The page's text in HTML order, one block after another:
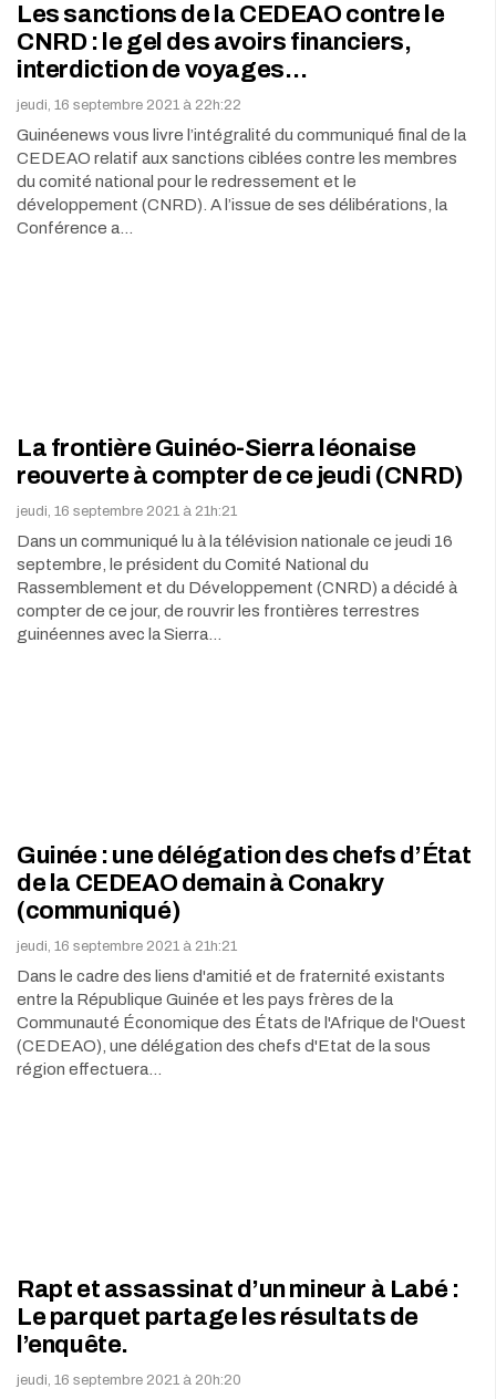
Les sanctions de la CEDEAO contre le
CNRD : le gel des avoirs financiers,
interdiction de voyages…
jeudi, 16 septembre 2021 à 22h:22
Guinéenews vous livre l’intégralité du communiqué final de la
CEDEAO relatif aux sanctions ciblées contre les membres
du comité national pour le redressement et le
développement (CNRD). A l’issue de ses délibérations, la
Conférence a…
La frontière Guinéo-Sierra léonaise
reouverte à compter de ce jeudi (CNRD)
jeudi, 16 septembre 2021 à 21h:21
Dans un communiqué lu à la télévision nationale ce jeudi 16
septembre, le président du Comité National du
Rassemblement et du Développement (CNRD) a décidé à
compter de ce jour, de rouvrir les frontières terrestres
guinéennes avec la Sierra…
Guinée : une délégation des chefs d’État
de la CEDEAO demain à Conakry
(communiqué)
jeudi, 16 septembre 2021 à 21h:21
Dans le cadre des liens d'amitié et de fraternité existants
entre la République Guinée et les pays frères de la
Communauté Économique des États de l'Afrique de l'Ouest
(CEDEAO), une délégation des chefs d'Etat de la sous
région effectuera…
Rapt et assassinat d’un mineur à Labé :
Le parquet partage les résultats de
l’enquête.
jeudi, 16 septembre 2021 à 20h:20